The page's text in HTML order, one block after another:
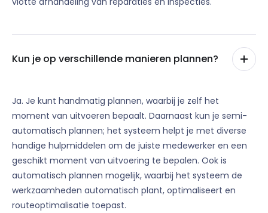
Kun je op verschillende manieren plannen?
Ja. Je kunt handmatig plannen, waarbij je zelf het
moment van uitvoeren bepaalt. Daarnaast kun je semi-
automatisch plannen; het systeem helpt je met diverse
handige hulpmiddelen om de juiste medewerker en een
geschikt moment van uitvoering te bepalen. Ook is
automatisch plannen mogelijk, waarbij het systeem de
werkzaamheden automatisch plant, optimaliseert en
routeoptimalisatie toepast.